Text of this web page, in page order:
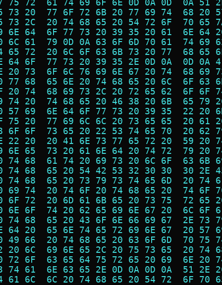
75 72  61 74 69 6F 6E 0D 0A 0D  0A
73 20  77 6F 72 6B 20 77 69 74  68
73 2C  20 74 68 65 20 54 72 6F  70
6E 64  6F 77 73 20 39 35 20 61  6E
6C 61  79 0D 0A 63 6F 6D 70 61  74
65 72  20 6C 6F 63 6B 73 20 77  68
64 6F  77 73 20 39 35 2E 0D 0A  0D
20 73  6F 6C 76 69 6E 67 20 74  68
77 68  65 6E 20 74 68 65 20 6C  6F
20 74  68 69 73 2C 20 72 65 62  6F
74 20  74 68 65 20 46 38 20 6B  65
57 69  6E 64 6F 77 73 20 39 35  22
75 20  77 69 6C 6C 20 73 65 65  20
6F 6F  73 65 20 22 53 74 65 70  20
22 20  20 41 6E 73 77 65 72 20  59
6E 65  73 20 61 6E 64 20 74 72  79
74 68  61 74 20 69 73 20 6C 6F  63
74 68  65 20 54 42 53 32 30 30  30
74 68  65 20 73 79 73 74 65 6D  20
69 74  20 74 6F 20 74 68 65 20  74
6F 72  20 6D 61 6B 65 20 73 75  72
6E 6F  74 20 62 65 69 6E 67 20  6C
74 68  65 20 43 6F 6E 66 69 67  2E
64 20  65 6E 74 65 72 69 6E 67  20
49 66  20 74 68 65 20 63 6F 6D  70
20 6C  69 6E 65 2C 20 75 73 65  20
72 6F  63 65 64 75 72 65 20 69  6E
74 61  6E 63 65 2E 0D 0A 0D 0A  51
61 6C  6C 20 74 68 65 20 54 72  6F